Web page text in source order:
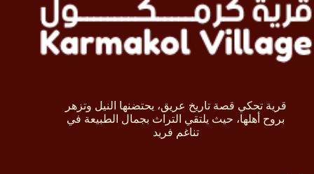
قرية تحكي قصة تاريخ عريق، يحتضنها النيل وتزهر
بروح أهلها، حيث يلتقي التراث بجمال الطبيعة في
تناغم فريد